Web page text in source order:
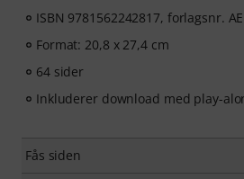
ISBN 9781562242817, forlagsnr.
Format: 20,8 x 27,4 cm
64 sider
Inkluderer download med play-
Fås siden